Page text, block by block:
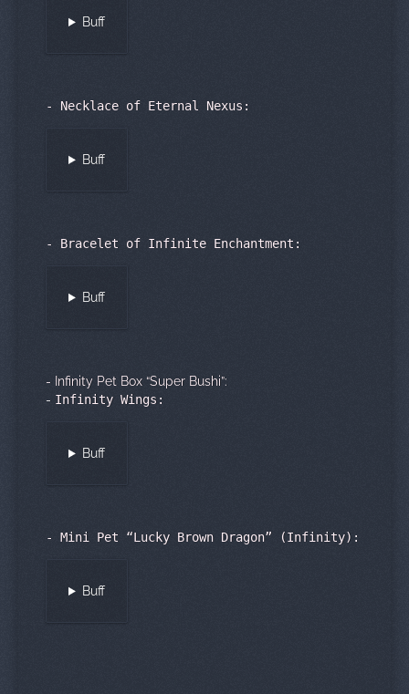
Buff
- Necklace of Eternal Nexus:
Buff
- Bracelet of Infinite Enchantment:
Buff
- Infinity Pet Box “Super Bushi”:
- Infinity Wings:
Buff
- Mini Pet “Lucky Brown Dragon” (Infinity):
Buff